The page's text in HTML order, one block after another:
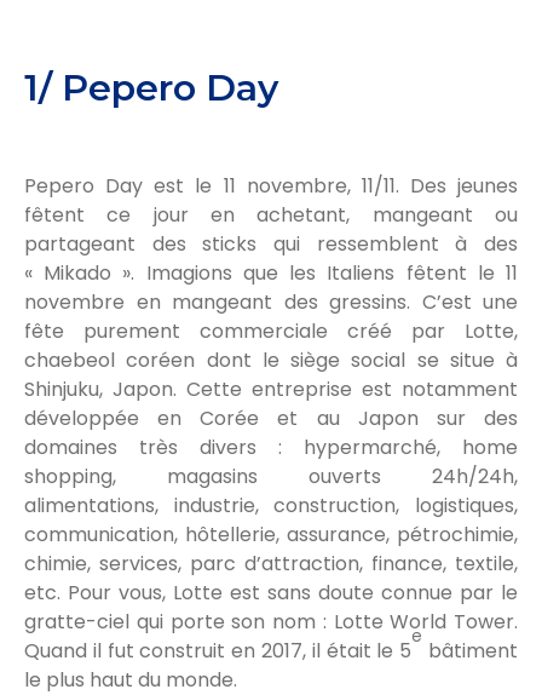
1/ Pepero Day
Pepero Day est le 11 novembre, 11/11. Des jeunes
fêtent ce jour en achetant, mangeant ou
partageant des sticks qui ressemblent à des
« Mikado ». Imagions que les Italiens fêtent le 11
novembre en mangeant des gressins. C’est une
fête purement commerciale créé par Lotte,
chaebeol coréen dont le siège social se situe à
Shinjuku, Japon. Cette entreprise est notamment
développée en Corée et au Japon sur des
domaines très divers : hypermarché, home
shopping, magasins ouverts 24h/24h,
alimentations, industrie, construction, logistiques,
communication, hôtellerie, assurance, pétrochimie,
chimie, services, parc d’attraction, finance, textile,
etc. Pour vous, Lotte est sans doute connue par le
gratte-ciel qui porte son nom : Lotte World Tower.
Quand il fut construit en 2017, il était le 5
e
bâtiment
le plus haut du monde.